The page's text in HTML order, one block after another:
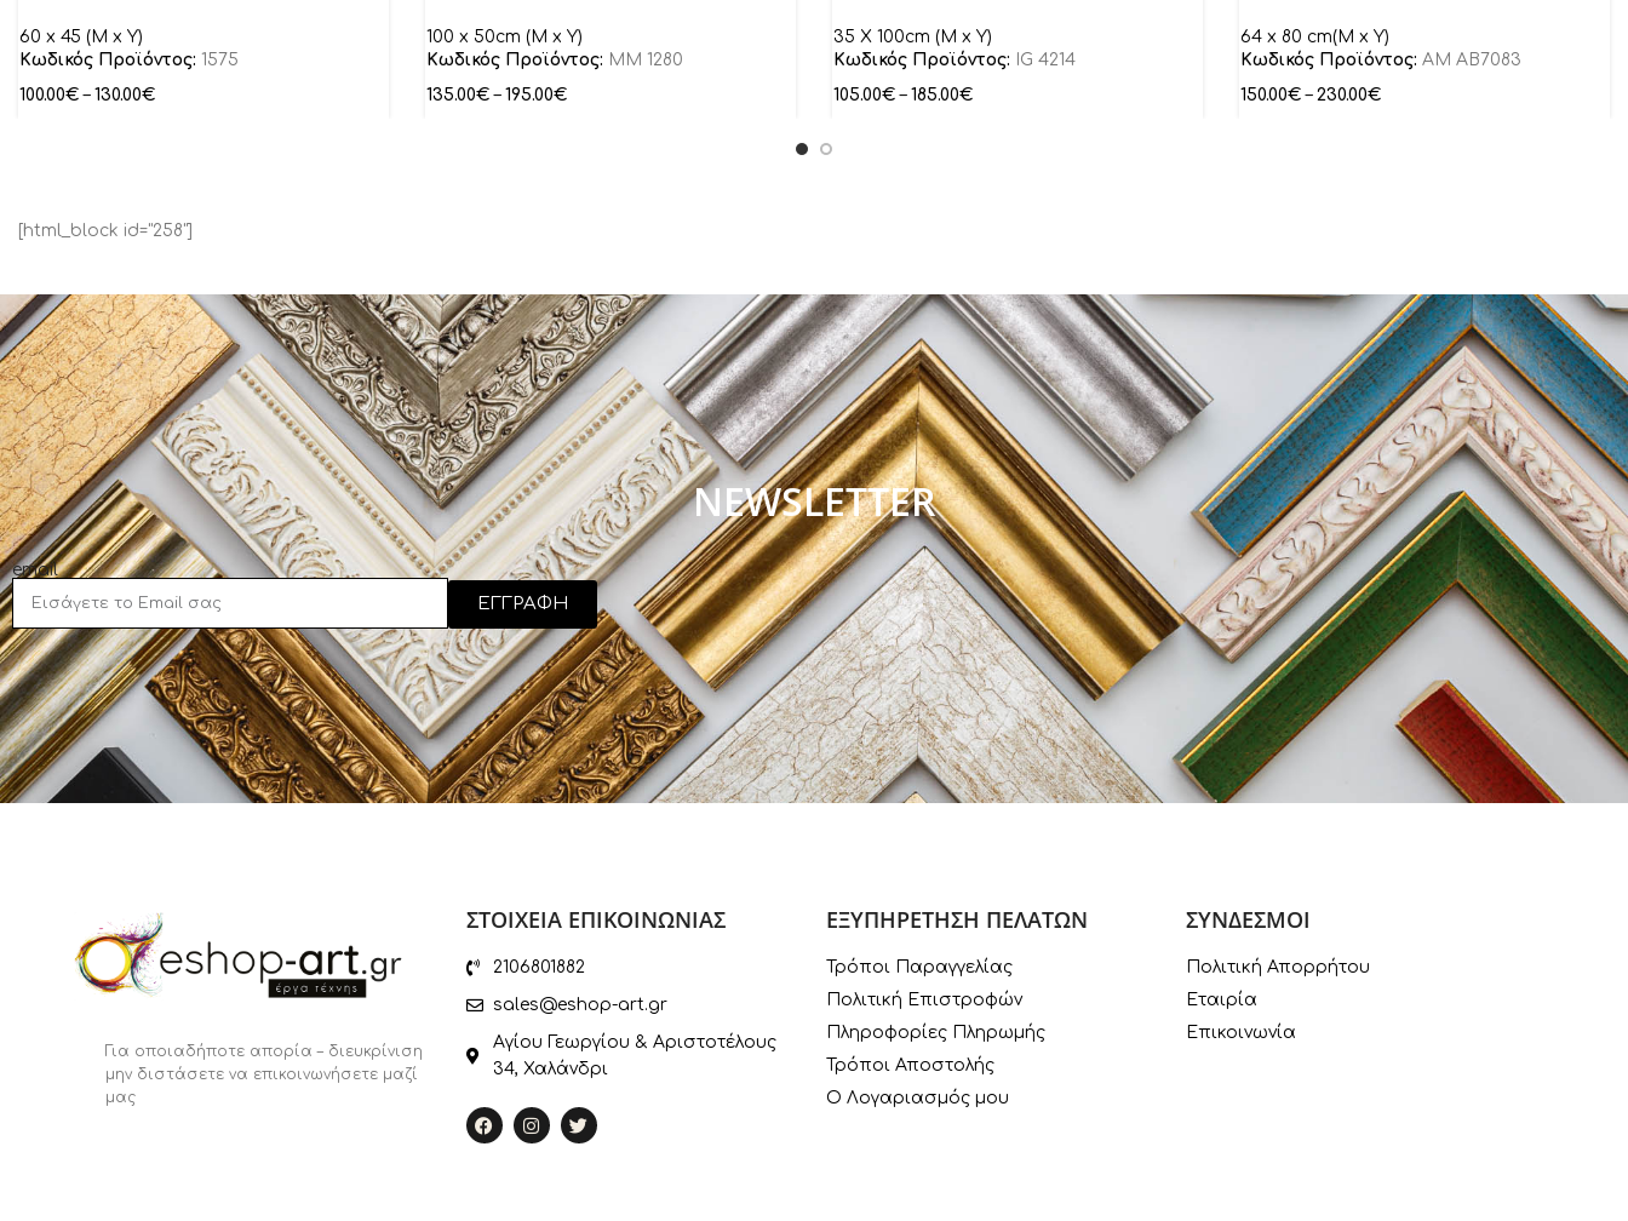
60 x 45 (M x Y)
Κωδικός Προϊόντος: 1575
100.00€ – 130.00€
100 x 50cm (M x Y)
Κωδικός Προϊόντος: MM 1280
135.00€ – 195.00€
35 X 100cm (M x Y)
Κωδικός Προϊόντος:
IG 4214
105.00€ – 185.00€
64 x 80 cm(M x Y)
Κωδικός Προϊόντος: AM AB7083
150.00€ – 230.00€
[html_block id="258"]
NEWSLETTER
email
ΕΓΓΡΑΦΗ
Για οποιαδήποτε απορία – διευκρίνιση
μην διστάσετε να επικοινωνήσετε μαζί
μας
ΣΤΟΙΧΕΙΑ ΕΠΙΚΟΙΝΩΝΙΑΣ
2106801882
sales@eshop-art.gr
Αγίου Γεωργίου & Αριστοτέλους
34, Χαλάνδρι
ΕΞΥΠΗΡΕΤΗΣΗ ΠΕΛΑΤΩΝ
Τρόποι Παραγγελίας
Πολιτική Επιστροφών
Πληροφορίες Πληρωμής
Τρόποι Αποστολής
Ο Λογαριασμός μου
ΣΥΝΔΕΣΜΟΙ
Πολιτική Απορρήτου
Εταιρία
Επικοινωνία